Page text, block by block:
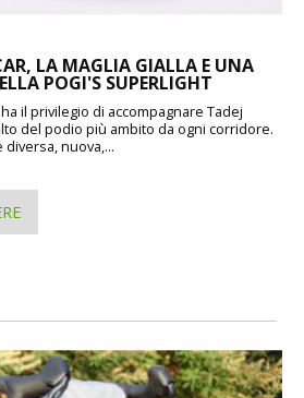
LA MAGLIA GIALLA E UNA
POGI'S SUPERLIGHT
il privilegio di accompagnare Tadej
del podio più ambito da ogni corridore.
diversa, nuova,...